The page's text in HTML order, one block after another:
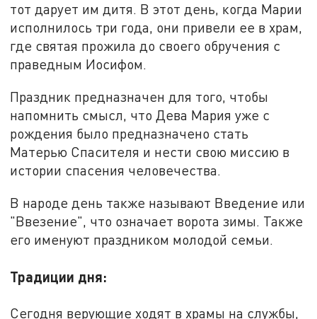
тот дарует им дитя. В этот день, когда Марии
исполнилось три года, они привели ее в храм,
где святая прожила до своего обручения с
праведным Иосифом.
Праздник предназначен для того, чтобы
напомнить смысл, что Дева Мария уже с
рождения было предназначено стать
Матерью Спасителя и нести свою миссию в
истории спасения человечества.
В народе день также называют Введение или
"Ввезение", что означает ворота зимы. Также
его именуют праздником молодой семьи.
Традиции дня:
Сегодня верующие ходят в храмы на службы,